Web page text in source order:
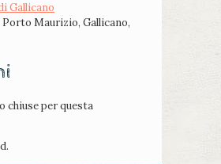
Gallicano
Porto Maurizio, Gallicano,
chiuse per questa